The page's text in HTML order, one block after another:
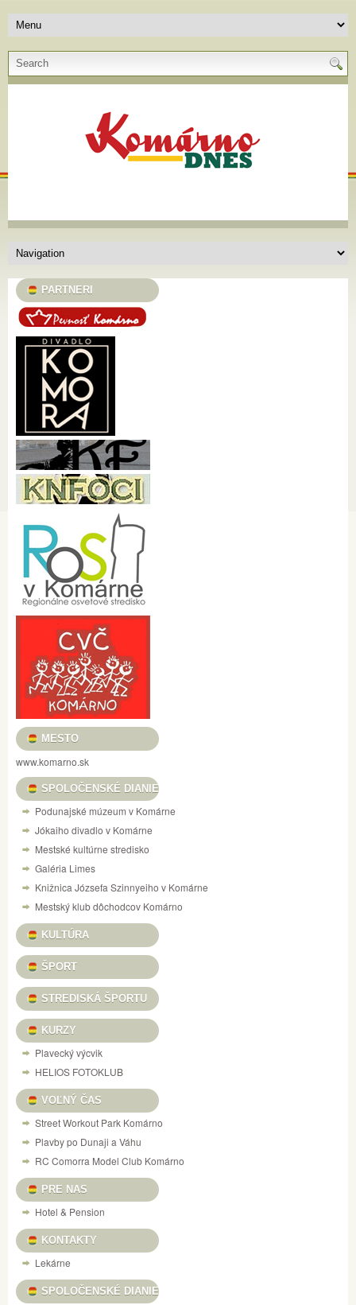
PARTNERI
MESTO
www.komarno.sk
SPOLOČENSKÉ DIANIE
Podunajské múzeum v Komárne
Jókaiho divadlo v Komárne
Mestské kultúrne stredisko
Galéria Limes
Knižnica Józsefa Szinnyeiho v Komárne
Mestský klub dôchodcov Komárno
KULTÚRA
ŠPORT
STREDISKÁ ŠPORTU
KURZY
Plavecký výcvik
HELIOS FOTOKLUB
VOĽNÝ ČAS
Street Workout Park Komárno
Plavby po Dunaji a Váhu
RC Comorra Model Club Komárno
PRE NAS
Hotel & Pension
KONTAKTY
Lekárne
SPOLOČENSKÉ DIANIE